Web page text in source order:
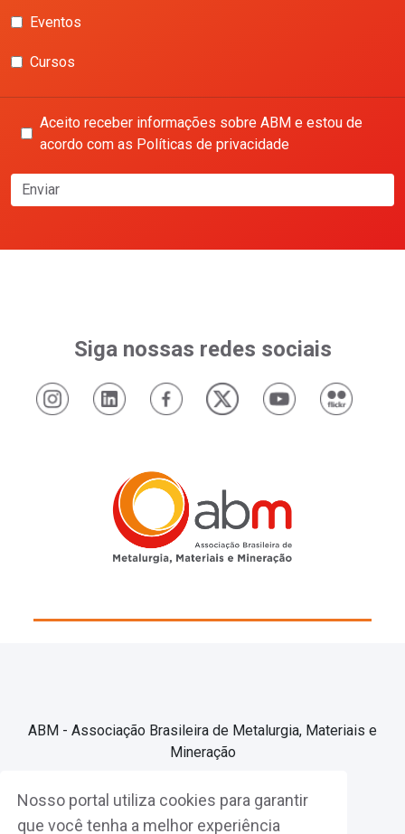
Nosso portal utiliza cookies para garantir
que você tenha a melhor experiência
Eventos
Cursos
Aceito receber informações sobre ABM e estou de
acordo com as Políticas de privacidade
Enviar
Siga nossas redes sociais
ABM - Associação Brasileira de Metalurgia, Materiais e
Mineração
Associe-se